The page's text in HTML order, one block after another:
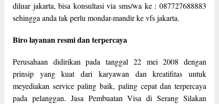
diluar jakarta, bisa konsultasi via sms/wa ke : 087727688883
sehingga anda tak perlu mondar-mandir ke vfs jakarta.
Biro layanan resmi dan terpercaya
Perusahaan didirikan pada tanggal 22 mei 2008 dengan
prinsip yang kuat dari karyawan dan kreatifitas untuk
meyediakan service paling baik, paling cepat dan terpercaya
pada pelanggan. Jasa Pembuatan Visa di Serang Silakan